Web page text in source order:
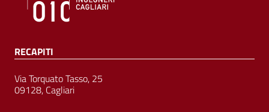
RECAPITI
Via Torquato Tasso, 25
09128, Cagliari